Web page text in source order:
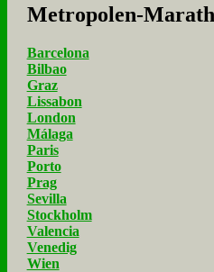
Me­tro­po­len-
Barcelona
Bilbao
Graz
Lissabon
London
Málaga
Paris
Porto
Prag
Sevilla
Stockholm
Valencia
Venedig
Wien